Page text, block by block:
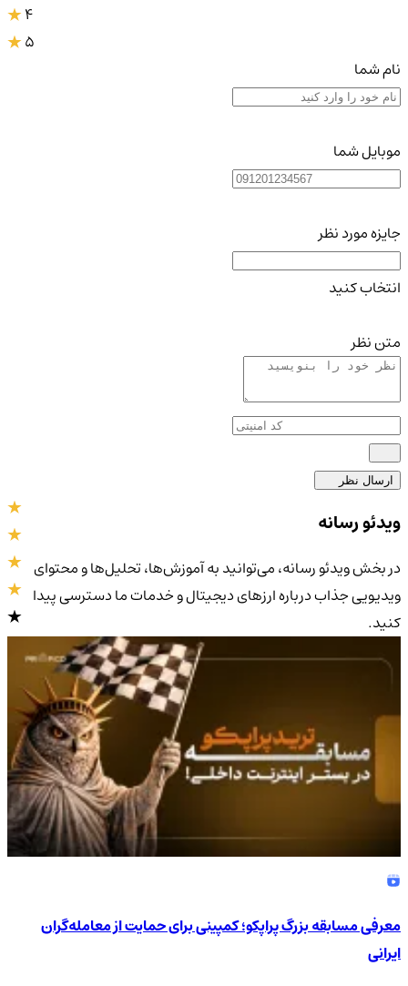
4
5
نام شما
موبایل شما
جایزه مورد نظر
انتخاب کنید
متن نظر
ارسال نظر
4.9/5
ویدئو رسانه
در بخش ویدئو رسانه، می‌توانید به آموزش‌ها، تحلیل‌ها و محتوای
ویدیویی جذاب درباره ارزهای دیجیتال و خدمات ما دسترسی پیدا
کنید.
معرفی مسابقه بزرگ پراپکو؛ کمپینی برای حمایت از معامله‌گران
ایرانی